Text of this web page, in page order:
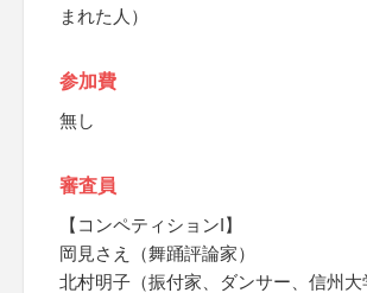
まれた人）
参加費
無し
審査員
【コンペティションI】
岡見さえ（舞踊評論家）
北村明子（振付家、ダンサー、信州大